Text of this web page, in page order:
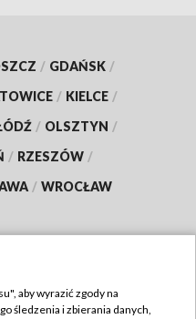
/ GDAŃSK /
/ KIELCE /
/ OLSZTYN /
/ RZESZÓW /
/ WROCŁAW
aby wyrazić zgody na
śledzenia i zbierania danych,